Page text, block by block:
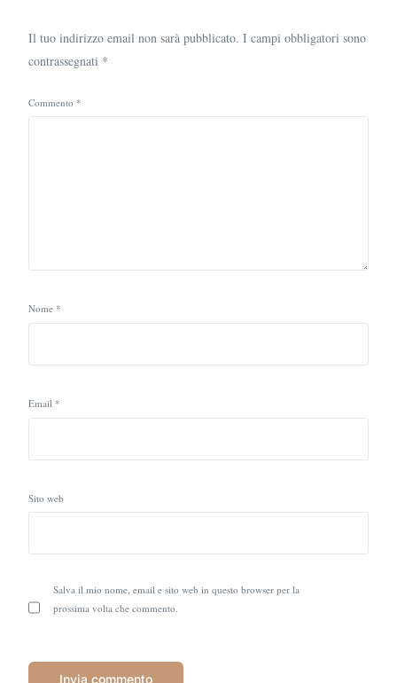
Il tuo indirizzo email non sarà pubblicato. I campi obbligatori sono
contrassegnati *
Commento *
Nome *
Email *
Sito web
Salva il mio nome, email e sito web in questo browser per la
prossima volta che commento.